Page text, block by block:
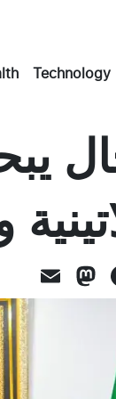
Technology